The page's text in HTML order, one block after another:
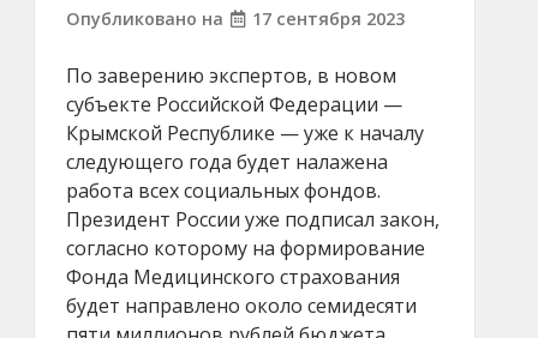
Опубликовано на
17 сентября 2023
По заверению экспертов, в новом
субъекте Российской Федерации —
Крымской Республике — уже к началу
следующего года будет налажена
работа всех социальных фондов.
Президент России уже подписал закон,
согласно которому на формирование
Фонда Медицинского страхования
будет направлено около семидесяти